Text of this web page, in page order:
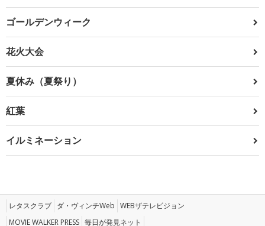
ゴールデンウィーク
花火大会
夏休み（夏祭り）
紅葉
イルミネーション
レタスクラブ ダ・ヴィンチWeb WEBザテレビジョン
MOVIE WALKER PRESS 毎日が発見ネット